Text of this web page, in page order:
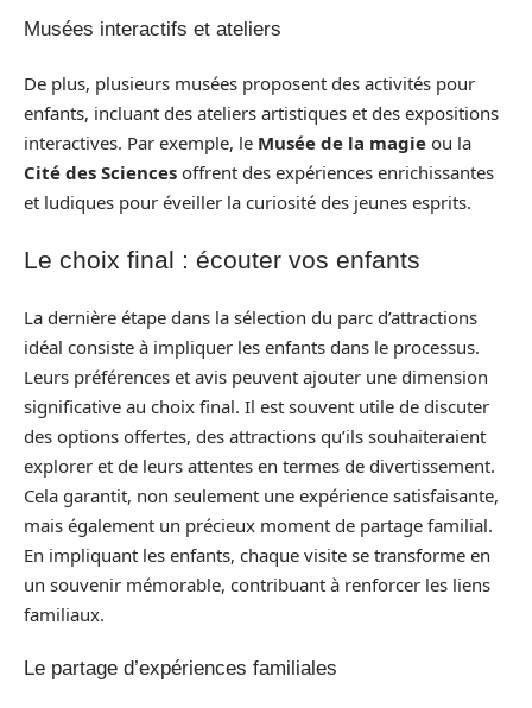
Musées interactifs et ateliers
De plus, plusieurs musées proposent des activités pour
enfants, incluant des ateliers artistiques et des expositions
interactives. Par exemple, le Musée de la magie ou la
Cité des Sciences offrent des expériences enrichissantes
et ludiques pour éveiller la curiosité des jeunes esprits.
Le choix final : écouter vos enfants
La dernière étape dans la sélection du parc d’attractions
idéal consiste à impliquer les enfants dans le processus.
Leurs préférences et avis peuvent ajouter une dimension
significative au choix final. Il est souvent utile de discuter
des options offertes, des attractions qu’ils souhaiteraient
explorer et de leurs attentes en termes de divertissement.
Cela garantit, non seulement une expérience satisfaisante,
mais également un précieux moment de partage familial.
En impliquant les enfants, chaque visite se transforme en
un souvenir mémorable, contribuant à renforcer les liens
familiaux.
Le partage d’expériences familiales